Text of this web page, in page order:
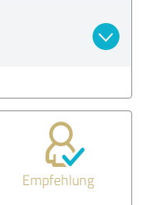
Empfehlung